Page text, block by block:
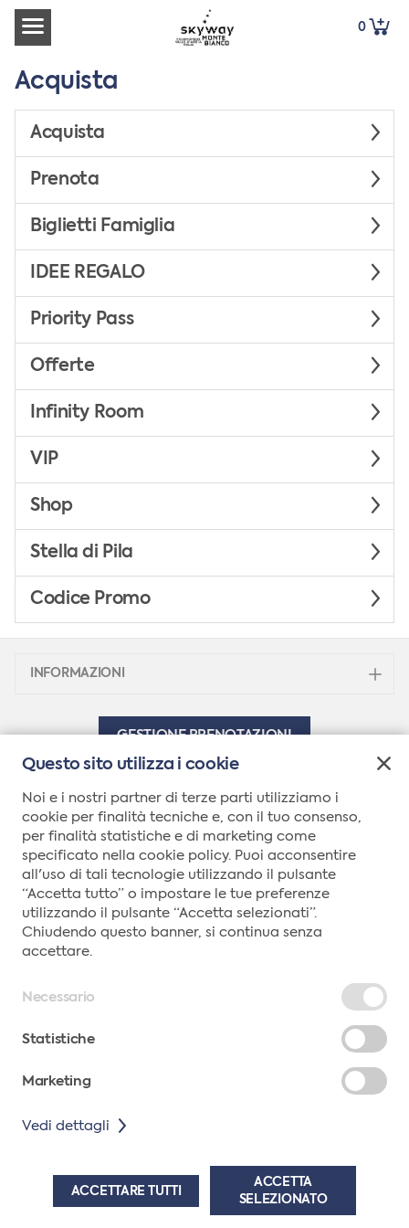
0
Acquista
Acquista
Prenota
Biglietti Famiglia
IDEE REGALO
Priority Pass
Offerte
Infinity Room
VIP
Shop
Stella di Pila
Codice Promo
INFORMAZIONI
GESTIONE PRENOTAZIONI
info@montebianco.com
0165/89196
Partita Iva: IT00617110077
REA n° AO-52875
Torna a montebianco.com
MODALITÀ DI PAGAMENTO
Questo sito utilizza i cookie
Noi e i nostri partner di terze parti utilizziamo i
cookie per finalità tecniche e, con il tuo consenso,
per finalità statistiche e di marketing come
specificato nella cookie policy. Puoi acconsentire
all'uso di tali tecnologie utilizzando il pulsante
“Accetta tutto” o impostare le tue preferenze
utilizzando il pulsante “Accetta selezionati”.
Chiudendo questo banner, si continua senza
accettare.
Necessario
Statistiche
Marketing
Vedi dettagli